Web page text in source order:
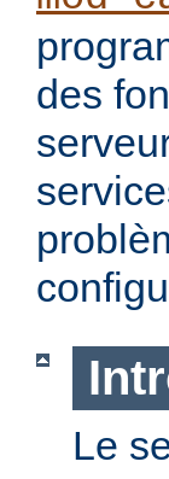
des
Le